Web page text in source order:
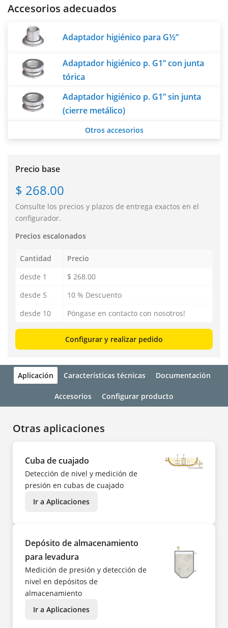
Accesorios adecuados
Adaptador higiénico para G½”
Adaptador higiénico p. G1” con junta
tórica
Adaptador higiénico p. G1” sin junta
(cierre metálico)
Otros accesorios
Precio base
$ 268.00
Consulte los precios y plazos de entrega exactos en el
configurador.
Precios escalonados
Cantidad
Precio
desde 1
$ 268.00
desde 5
10 % Descuento
desde 10
Póngase en contacto con nosotros!
Configurar y realizar pedido
Aplicación Características técnicas Documentación
Accesorios Configurar producto
Otras aplicaciones
Cuba de cuajado
Detección de nivel y medición de
presión en cubas de cuajado
Ir a Aplicaciones
Depósito de almacenamiento
para levadura
Medición de presión y detección de
nivel en depósitos de
almacenamiento
Ir a Aplicaciones